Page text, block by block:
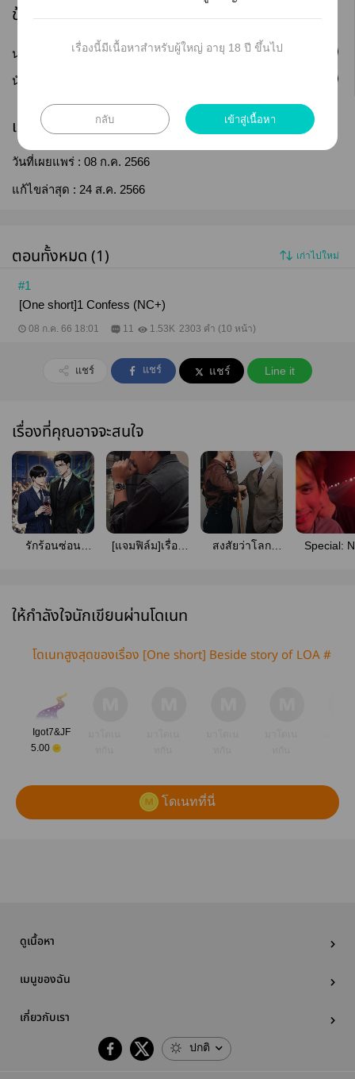
ข้อมูลนักเขียน
นามปากกา :น้ำตาลกุหลาบ
นักเขียน :
เผยแพร่
วันที่เผยแพร่ : 08 ก.ค. 2566
แก้ไขล่าสุด : 24 ส.ค. 2566
ตอนทั้งหมด (1) เก่าไปใหม่
#1
[One short]1 Confess (NC+)
08 ก.ค. 66 18:01 11 1.53K 2303 คำ (10 หน้า)
แชร์ แชร์ แชร์ Line it
เรื่องที่คุณอาจจะสนใจ
รักร้อนซ่อน
[แจมฟิล์ม]เรื่อง
สงสัยว่าโลก
Special:
ให้กำลังใจนักเขียนผ่านโดเนท
โดเนทสูงสุดของเรื่อง [One short] Beside story of LOA #
Igot7&JF
5.00
โดเนทที่นี่
ดูเนื้อหา
เมนูของฉัน
เกี่ยวกับเรา
ปกติ
เรื่องนี้มีเนื้อหาสำหรับผู้ใหญ่ อายุ 18 ปี ขึ้นไป
กลับ เข้าสู่เนื้อหา